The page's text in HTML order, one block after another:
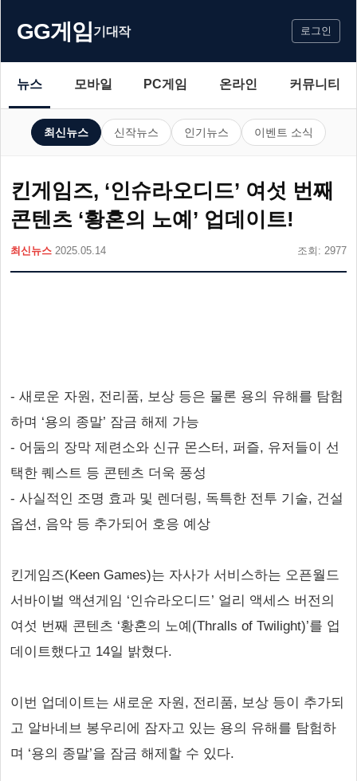
GG게임기대작 로그인
뉴스 모바일 PC게임 온라인 커뮤니티
최신뉴스 신작뉴스 인기뉴스 이벤트 소식
킨게임즈, ‘인슈라오디드’ 여섯 번째
콘텐츠 ‘황혼의 노예’ 업데이트!
최신뉴스 2025.05.14 조회: 2977
- 새로운 자원, 전리품, 보상 등은 물론 용의 유해를 탐험
하며 ‘용의 종말’ 잠금 해제 가능
- 어둠의 장막 제련소와 신규 몬스터, 퍼즐, 유저들이 선
택한 퀘스트 등 콘텐츠 더욱 풍성
- 사실적인 조명 효과 및 렌더링, 독특한 전투 기술, 건설
옵션, 음악 등 추가되어 호응 예상
킨게임즈(Keen Games)는 자사가 서비스하는 오픈월드
서바이벌 액션게임 ‘인슈라오디드’ 얼리 액세스 버전의
여섯 번째 콘텐츠 ‘황혼의 노예(Thralls of Twilight)’를 업
데이트했다고 14일 밝혔다.
이번 업데이트는 새로운 자원, 전리품, 보상 등이 추가되
고 알바네브 봉우리에 잠자고 있는 용의 유해를 탐험하
며 ‘용의 종말’을 잠금 해제할 수 있다.